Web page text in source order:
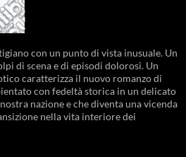
con un punto di vista inusuale. Un
di scena e di episodi dolorosi. Un
caratterizza il nuovo romanzo di
con fedeltà storica in un delicato
nazione e che diventa una vicenda
nella vita interiore dei